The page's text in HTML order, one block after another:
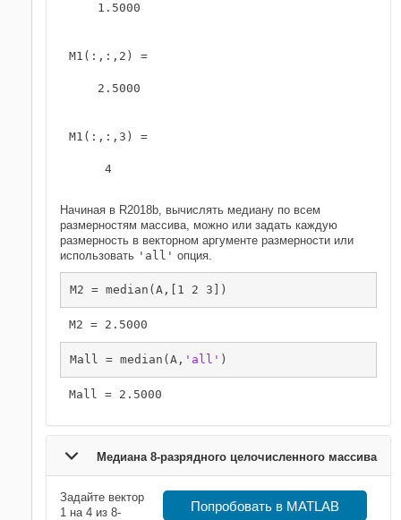
    1.5000
M1(:,:,2) =
    2.5000
M1(:,:,3) =
     4
Начиная в R2018b, вычислять медиану по всем
размерностям массива, можно или задать каждую
размерность в векторном аргументе размерности или
использовать 'all' опция.
M2 = median(A,[1 2 3])
Mall = median(A, 'all' )
Медиана 8-разрядного целочисленного массива
Попробовать в MATLAB
Задайте вектор
1 на 4 из 8-